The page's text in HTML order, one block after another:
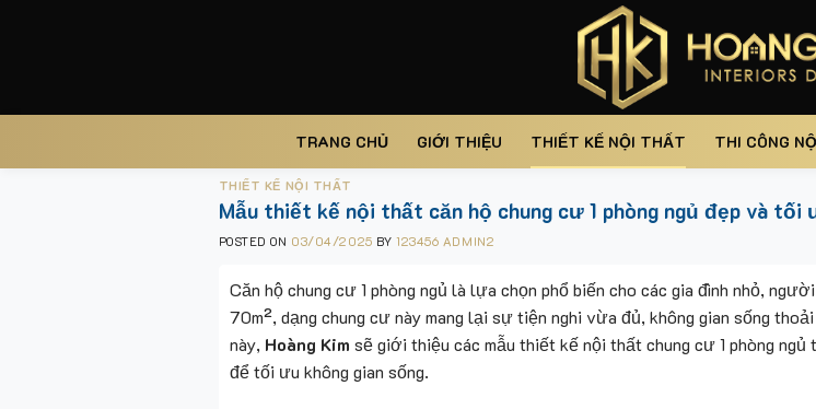
TRANG CHỦ GIỚI THIỆU THIẾT KẾ NỘI THẤT THI CÔNG
THIẾT KẾ NỘI THẤT
Mẫu thiết kế nội thất căn hộ chung cư 1 phòng ngủ đẹp và tối
POSTED ON 03/04/2025 BY 123456 ADMIN2
Căn hộ chung cư 1 phòng ngủ là lựa chọn phổ biến cho các gia đình nhỏ,
70m², dạng chung cư này mang lại sự tiện nghi vừa đủ, không gian sống
này, Hoàng Kim sẽ giới thiệu các mẫu thiết kế nội thất chung cư 1 phòng
để tối ưu không gian sống.